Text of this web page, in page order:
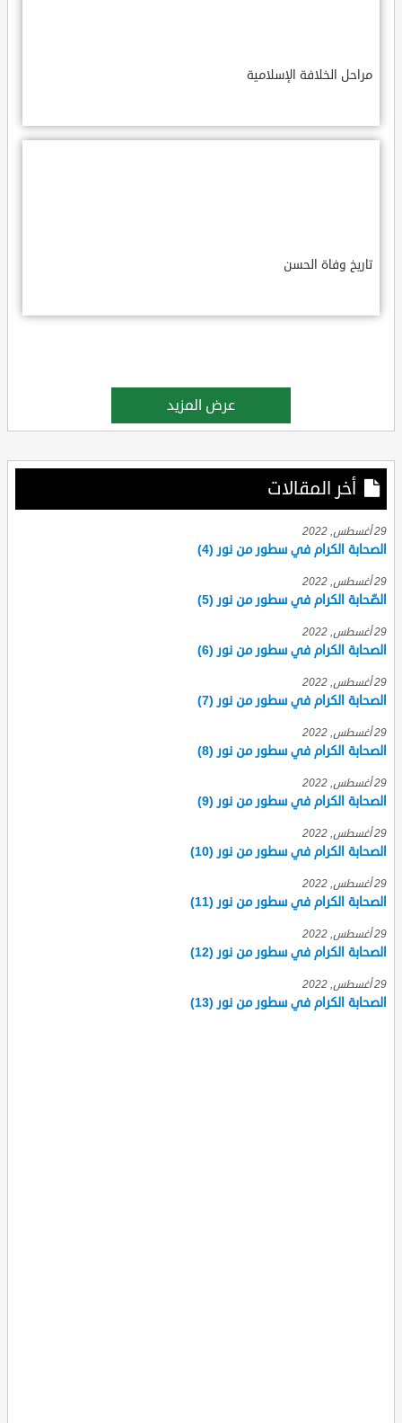
مراحل الخلافة الإسلامية
تاريخ وفاة الحسن
عرض المزيد
أخر المقالات
29 أغسطس, 2022
الصحابة الكرام في سطور من نور (4)
29 أغسطس, 2022
الصّحابة الكرام في سطور من نور (5)
29 أغسطس, 2022
الصحابة الكرام في سطور من نور (6)
29 أغسطس, 2022
الصحابة الكرام في سطور من نور (7)
29 أغسطس, 2022
الصحابة الكرام في سطور من نور (8)
29 أغسطس, 2022
الصحابة الكرام في سطور من نور (9)
29 أغسطس, 2022
الصحابة الكرام في سطور من نور (10)
29 أغسطس, 2022
الصحابة الكرام في سطور من نور (11)
29 أغسطس, 2022
الصحابة الكرام في سطور من نور (12)
29 أغسطس, 2022
الصحابة الكرام في سطور من نور (13)